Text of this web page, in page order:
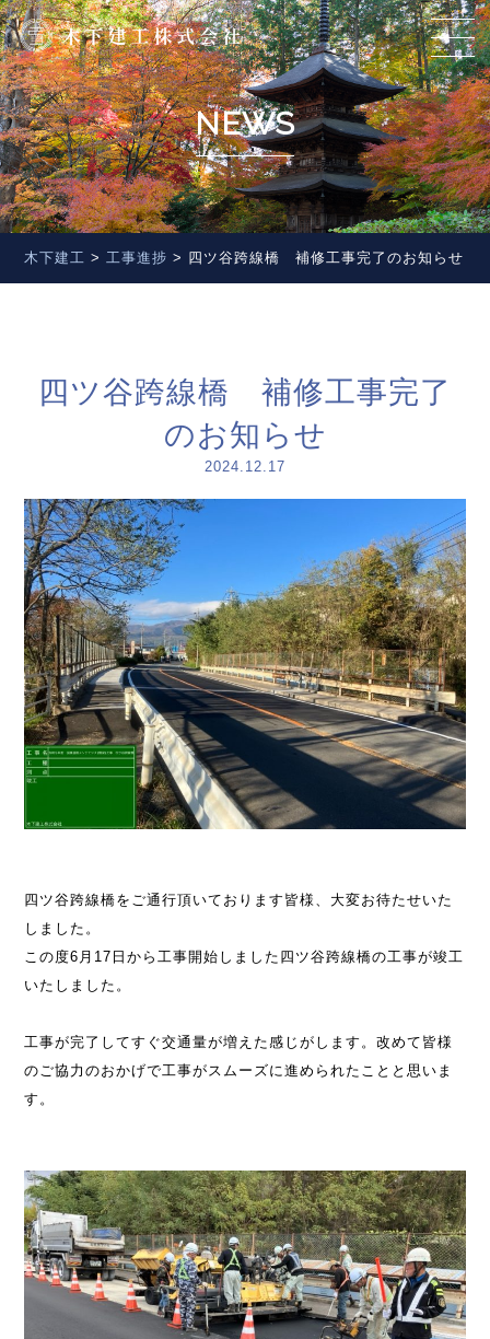
NEWS
木下建工 >工事進捗 > 四ツ谷跨線橋 補修工事完了のお知らせ
四ツ谷跨線橋 補修工事完了
のお知らせ
2024.12.17
四ツ谷跨線橋をご通行頂いております皆様、大変お待たせいた
しました。
この度6月17日から工事開始しました四ツ谷跨線橋の工事が竣工
いたしました。
工事が完了してすぐ交通量が増えた感じがします。改めて皆様
のご協力のおかげで工事がスムーズに進められたことと思いま
す。